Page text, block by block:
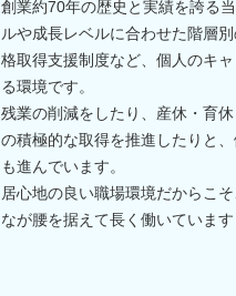
創業約70年の歴史と実績を誇る
ルや成長レベルに合わせた階層
格取得支援制度など、個人のキ
る環境です。
残業の削減をしたり、産休・育
の積極的な取得を推進したりと
も進んでいます。
居心地の良い職場環境だからこ
なが腰を据えて長く働いています